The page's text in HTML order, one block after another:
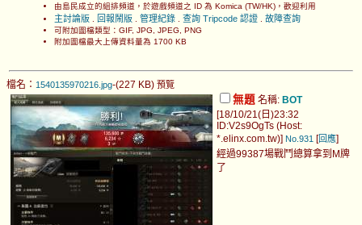
由島民成立的組排頻道，於遊戲頻道之 ID 為 Komica (TW/HK)，歡迎利用
主討論版 回報鬧版 管理紀錄 查詢 Tripcode 認證 故障查詢
可附加圖檔類型：GIF, JPG, JPEG, PNG
附加圖檔最大上傳資料量為 1700 KB
檔名： 1540135970216.jpg-(227 KB) 預覽
無題 名稱: BOT
[18/10/21(日)23:32
ID:V2s9OgTs (Host:
*.elinx.com.tw)] No.931 [回應]
經過99387場戰鬥總算拿到M牌
了